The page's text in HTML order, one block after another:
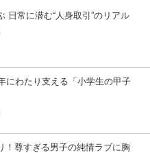
日常に潜む“人身取引”のリアル
にわたり支える「小学生の甲子
！尊すぎる男子の純情ラブに胸